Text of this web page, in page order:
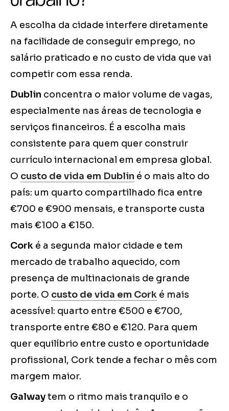
A escolha da cidade interfere diretamente
na facilidade de conseguir emprego, no
salário praticado e no custo de vida que vai
competir com essa renda.
Dublin concentra o maior volume de vagas,
especialmente nas áreas de tecnologia e
serviços financeiros. É a escolha mais
consistente para quem quer construir
currículo internacional em empresa global.
O custo de vida em Dublin é o mais alto do
país: um quarto compartilhado fica entre
€700 e €900 mensais, e transporte custa
mais €100 a €150.
Cork é a segunda maior cidade e tem
mercado de trabalho aquecido, com
presença de multinacionais de grande
porte. O custo de vida em Cork é mais
acessível: quarto entre €500 e €700,
transporte entre €80 e €120. Para quem
quer equilíbrio entre custo e oportunidade
profissional, Cork tende a fechar o mês com
margem maior.
Galwaytem o ritmo mais tranquilo e o